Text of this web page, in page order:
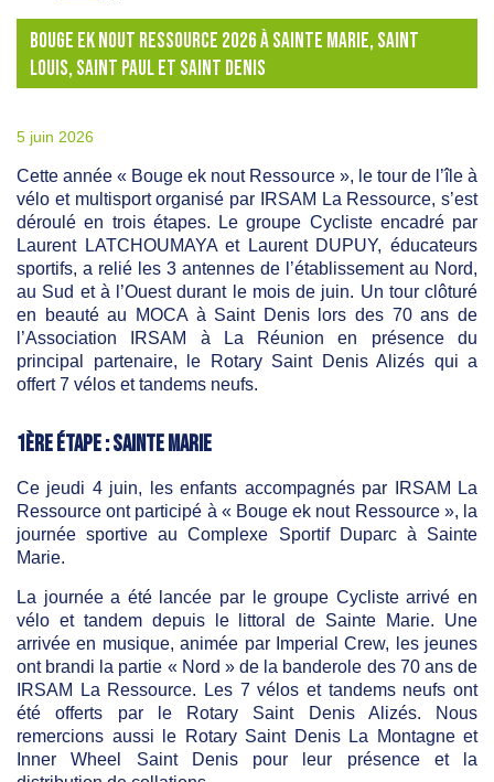
BOUGE EK NOUT RESSOURCE 2026 À SAINTE MARIE, SAINT
LOUIS, SAINT PAUL ET SAINT DENIS
5 juin 2026
Cette année « Bouge ek nout Ressource », le tour de l’île à
vélo et multisport organisé par IRSAM La Ressource, s’est
déroulé en trois étapes. Le groupe Cycliste encadré par
Laurent LATCHOUMAYA et Laurent DUPUY, éducateurs
sportifs, a relié les 3 antennes de l’établissement au Nord,
au Sud et à l’Ouest durant le mois de juin. Un tour clôturé
en beauté au MOCA à Saint Denis lors des 70 ans de
l’Association IRSAM à La Réunion en présence du
principal partenaire, le Rotary Saint Denis Alizés qui a
offert 7 vélos et tandems neufs.
1ère étape : Sainte Marie
Ce jeudi 4 juin, les enfants accompagnés par IRSAM La
Ressource ont participé à « Bouge ek nout Ressource », la
journée sportive au Complexe Sportif Duparc à Sainte
Marie.
La journée a été lancée par le groupe Cycliste arrivé en
vélo et tandem depuis le littoral de Sainte Marie. Une
arrivée en musique, animée par Imperial Crew, les jeunes
ont brandi la partie « Nord » de la banderole des 70 ans de
IRSAM La Ressource. Les 7 vélos et tandems neufs ont
été offerts par le Rotary Saint Denis Alizés. Nous
remercions aussi le Rotary Saint Denis La Montagne et
Inner Wheel Saint Denis pour leur présence et la